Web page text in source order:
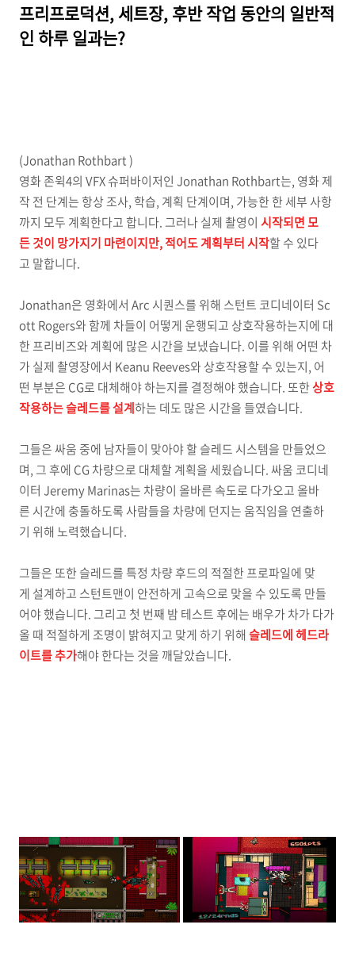
프리프로덕션, 세트장, 후반 작업 동안의 일반적
인 하루 일과는?
(Jonathan Rothbart )
영화 존윅4의 VFX 슈퍼바이저인 Jonathan Rothbart는, 영화 제
작 전 단계는 항상 조사, 학습, 계획 단계이며, 가능한 한 세부 사항
까지 모두 계획한다고 합니다. 그러나 실제 촬영이 시작되면 모
든 것이 망가지기 마련이지만, 적어도 계획부터 시작할 수 있다
고 말합니다.
Jonathan은 영화에서 Arc 시퀀스를 위해 스턴트 코디네이터 Sc
ott Rogers와 함께 차들이 어떻게 운행되고 상호작용하는지에 대
한 프리비즈와 계획에 많은 시간을 보냈습니다. 이를 위해 어떤 차
가 실제 촬영장에서 Keanu Reeves와 상호작용할 수 있는지, 어
떤 부분은 CG로 대체해야 하는지를 결정해야 했습니다. 또한상호
작용하는 슬레드를 설계하는 데도 많은 시간을 들였습니다.
그들은 싸움 중에 남자들이 맞아야 할 슬레드 시스템을 만들었으
며, 그 후에 CG 차량으로 대체할 계획을 세웠습니다. 싸움 코디네
이터 Jeremy Marinas는 차량이 올바른 속도로 다가오고 올바
른 시간에 충돌하도록 사람들을 차량에 던지는 움직임을 연출하
기 위해 노력했습니다.
그들은 또한 슬레드를 특정 차량 후드의 적절한 프로파일에 맞
게 설계하고 스턴트맨이 안전하게 고속으로 맞을 수 있도록 만들
어야 했습니다. 그리고 첫 번째 밤 테스트 후에는 배우가 차가 다가
올 때 적절하게 조명이 밝혀지고 맞게 하기 위해 슬레드에 헤드라
이트를 추가해야 한다는 것을 깨달았습니다.